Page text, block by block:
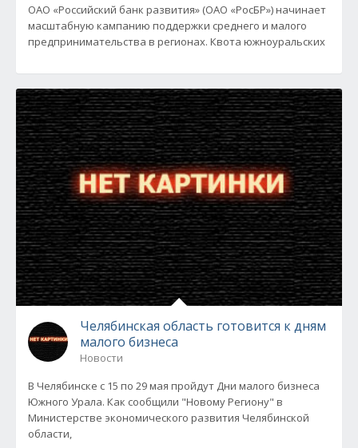
ОАО «Российский банк развития» (ОАО «РосБР») начинает
масштабную кампанию поддержки среднего и малого
предпринимательства в регионах. Квота южноуральских
Челябинская область готовится к дням
малого бизнеса
Новости
В Челябинске с 15 по 29 мая пройдут Дни малого бизнеса
Южного Урала. Как сообщили "Новому Региону" в
Министерстве экономического развития Челябинской
области,